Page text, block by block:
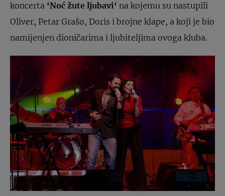
koncerta ‘Noć žute ljubavi‘ na kojemu su nastupili
Oliver, Petar Grašo, Doris i brojne klape, a koji je bio
namijenjen dioničarima i ljubiteljima ovoga kluba.